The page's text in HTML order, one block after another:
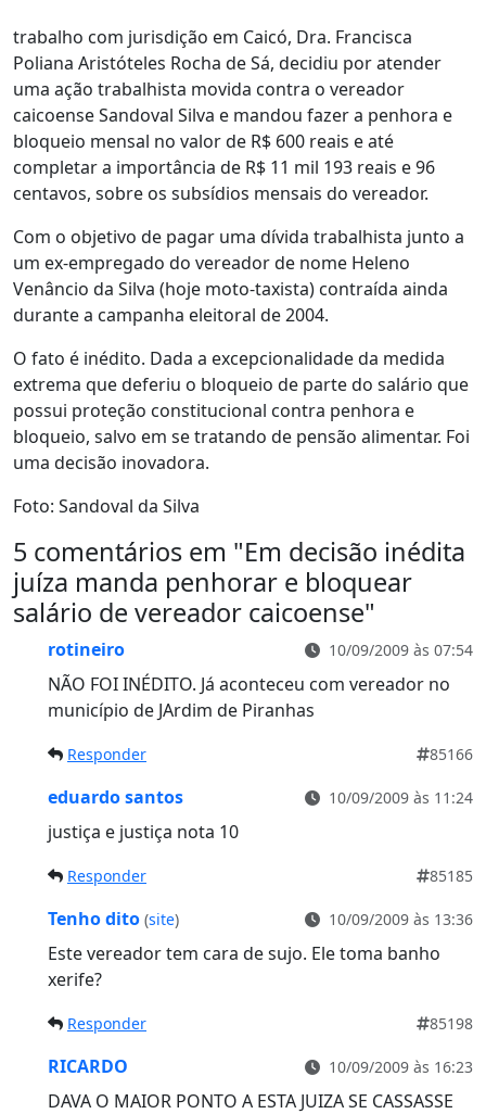
trabalho com jurisdição em Caicó, Dra. Francisca
Poliana Aristóteles Rocha de Sá, decidiu por atender
uma ação trabalhista movida contra o vereador
caicoense Sandoval Silva e mandou fazer a penhora e
bloqueio mensal no valor de R$ 600 reais e até
completar a importância de R$ 11 mil 193 reais e 96
centavos, sobre os subsídios mensais do vereador.
Com o objetivo de pagar uma dívida trabalhista junto a
um ex-empregado do vereador de nome Heleno
Venâncio da Silva (hoje moto-taxista) contraída ainda
durante a campanha eleitoral de 2004.
O fato é inédito. Dada a excepcionalidade da medida
extrema que deferiu o bloqueio de parte do salário que
possui proteção constitucional contra penhora e
bloqueio, salvo em se tratando de pensão alimentar. Foi
uma decisão inovadora.
Foto: Sandoval da Silva
5 comentários em "Em decisão inédita
juíza manda penhorar e bloquear
salário de vereador caicoense"
rotineiro 10/09/2009 às 07:54
NÃO FOI INÉDITO. Já aconteceu com vereador no
município de JArdim de Piranhas
Responder 85166
eduardo santos 10/09/2009 às 11:24
justiça e justiça nota 10
Responder 85185
Tenho dito (site) 10/09/2009 às 13:36
Este vereador tem cara de sujo. Ele toma banho
xerife?
Responder 85198
RICARDO 10/09/2009 às 16:23
DAVA O MAIOR PONTO A ESTA JUIZA SE CASSASSE